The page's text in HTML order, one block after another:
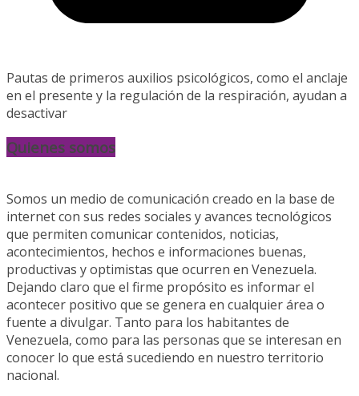
Pautas de primeros auxilios psicológicos, como el anclaje
en el presente y la regulación de la respiración, ayudan a
desactivar
Quienes somos
Somos un medio de comunicación creado en la base de
internet con sus redes sociales y avances tecnológicos
que permiten comunicar contenidos, noticias,
acontecimientos, hechos e informaciones buenas,
productivas y optimistas que ocurren en Venezuela.
Dejando claro que el firme propósito es informar el
acontecer positivo que se genera en cualquier área o
fuente a divulgar. Tanto para los habitantes de
Venezuela, como para las personas que se interesan en
conocer lo que está sucediendo en nuestro territorio
nacional.